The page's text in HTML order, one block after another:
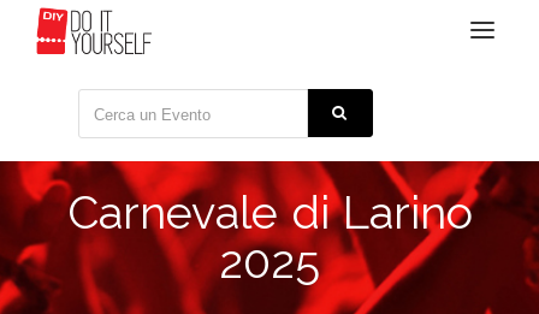
Toggle
Carnevale di Larino
2025